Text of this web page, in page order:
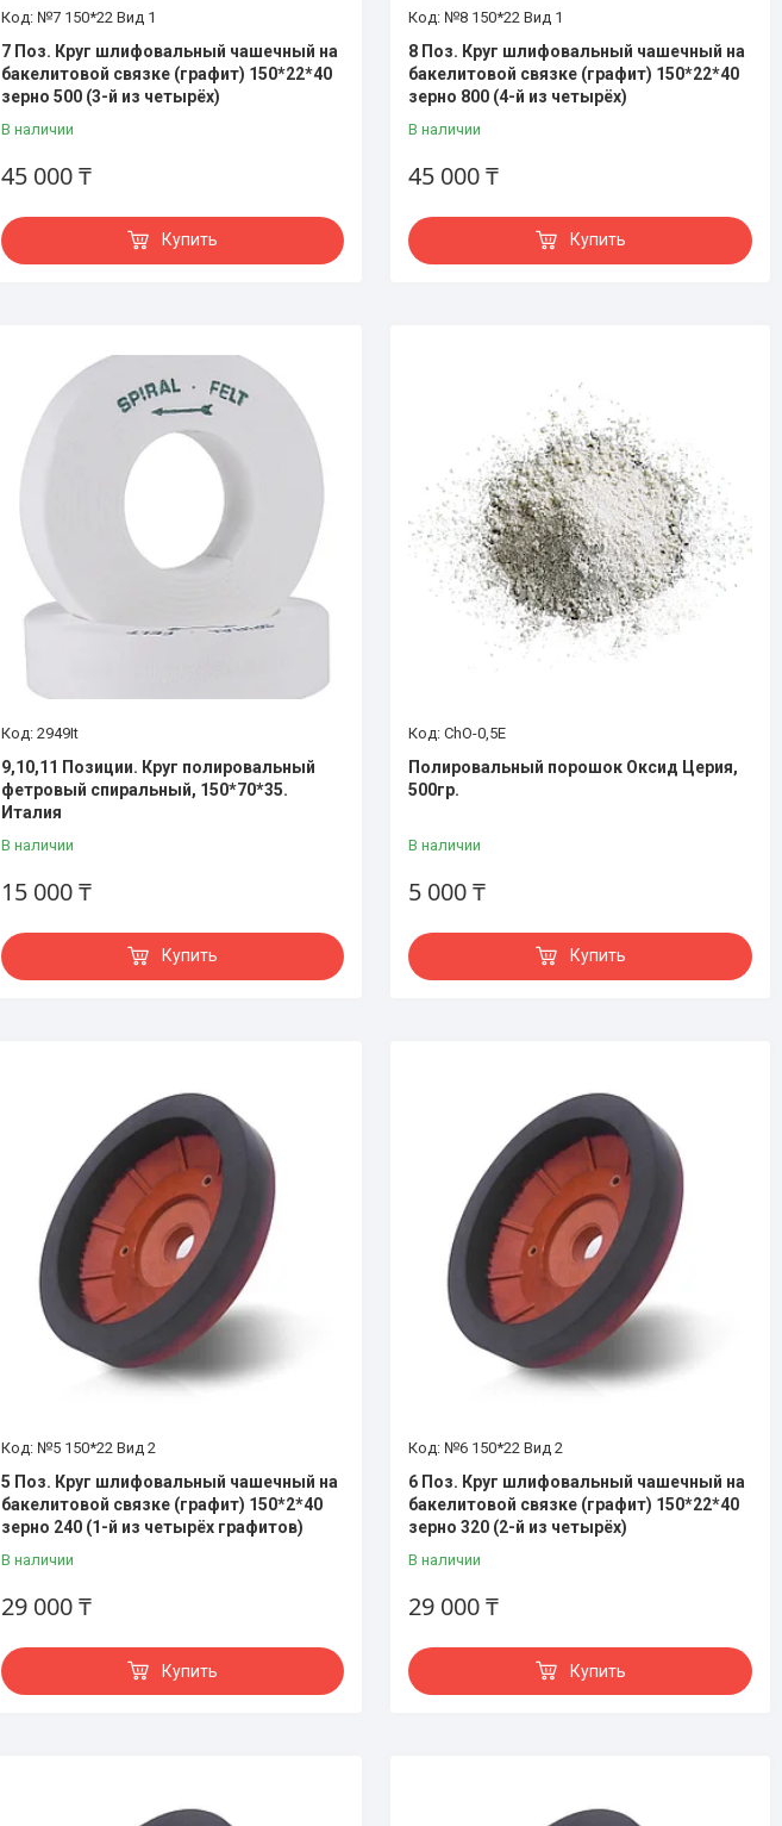
№7 150*22 Вид 1
7 Поз. Круг шлифовальный чашечный на
бакелитовой связке (графит) 150*22*40
зерно 500 (3-й из четырёх)
В наличии
45 000 ₸
Купить
№8 150*22 Вид 1
8 Поз. Круг шлифовальный чашечный на
бакелитовой связке (графит) 150*22*40
зерно 800 (4-й из четырёх)
В наличии
45 000 ₸
Купить
2949It
9,10,11 Позиции. Круг полировальный
фетровый спиральный, 150*70*35.
Италия
В наличии
15 000 ₸
Купить
ChO-0,5E
Полировальный порошок Оксид Церия,
500гр.
В наличии
5 000 ₸
Купить
№5 150*22 Вид 2
5 Поз. Круг шлифовальный чашечный на
бакелитовой связке (графит) 150*2*40
зерно 240 (1-й из четырёх графитов)
В наличии
29 000 ₸
Купить
№6 150*22 Вид 2
6 Поз. Круг шлифовальный чашечный на
бакелитовой связке (графит) 150*22*40
зерно 320 (2-й из четырёх)
В наличии
29 000 ₸
Купить